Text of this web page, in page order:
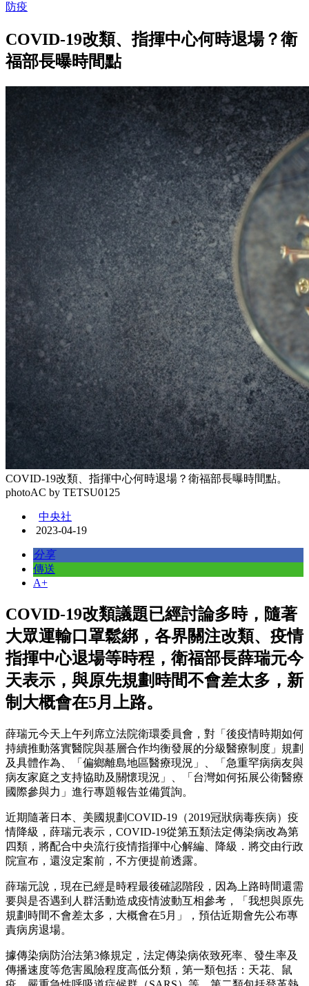
防疫
COVID-19改類、指揮中心何時退場？衛
福部長曝時間點
COVID-19改類、指揮中心何時退場？衛福部長曝時間點。
photoAC by TETSU0125
中央社
2023-04-19
分享
傳送
A+
COVID-19改類議題已經討論多時，隨著
大眾運輸口罩鬆綁，各界關注改類、疫情
指揮中心退場等時程，衛福部長薛瑞元今
天表示，與原先規劃時間不會差太多，新
制大概會在5月上路。
薛瑞元今天上午列席立法院衛環委員會，對「後疫情時期如何
持續推動落實醫院與基層合作均衡發展的分級醫療制度」規劃
及具體作為、「偏鄉離島地區醫療現況」、「急重罕病病友與
病友家庭之支持協助及關懷現況」、「台灣如何拓展公衛醫療
國際參與力」進行專題報告並備質詢。
近期隨著日本、美國規劃COVID-19（2019冠狀病毒疾病）疫
情降級，薛瑞元表示，COVID-19從第五類法定傳染病改為第
四類，將配合中央流行疫情指揮中心解編、降級．將交由行政
院宣布，還沒定案前，不方便提前透露。
薛瑞元說，現在已經是時程最後確認階段，因為上路時間還需
要與是否遇到人群活動造成疫情波動互相參考，「我想與原先
規劃時間不會差太多，大概會在5月」，預估近期會先公布專
責病房退場。
據傳染病防治法第3條規定，法定傳染病依致死率、發生率及
傳播速度等危害風險程度高低分類，第一類包括：天花、鼠